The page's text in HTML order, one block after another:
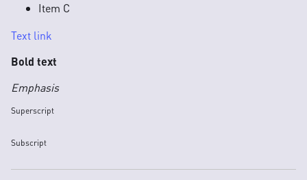
Item C
Text link
Bold text
Emphasis
Superscript
Subscript